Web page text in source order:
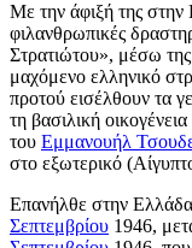
Με την άφιξή της στην
φιλανθρωπικές
Στρατιώτου», μέσω
μαχόμενο ελληνικό
προτού εισέλθουν τα
τη βασιλική
του Εμμανουήλ
στο εξωτερικό
Επανήλθε στην Ελλάδα
Σεπτεμβρίου 1946,